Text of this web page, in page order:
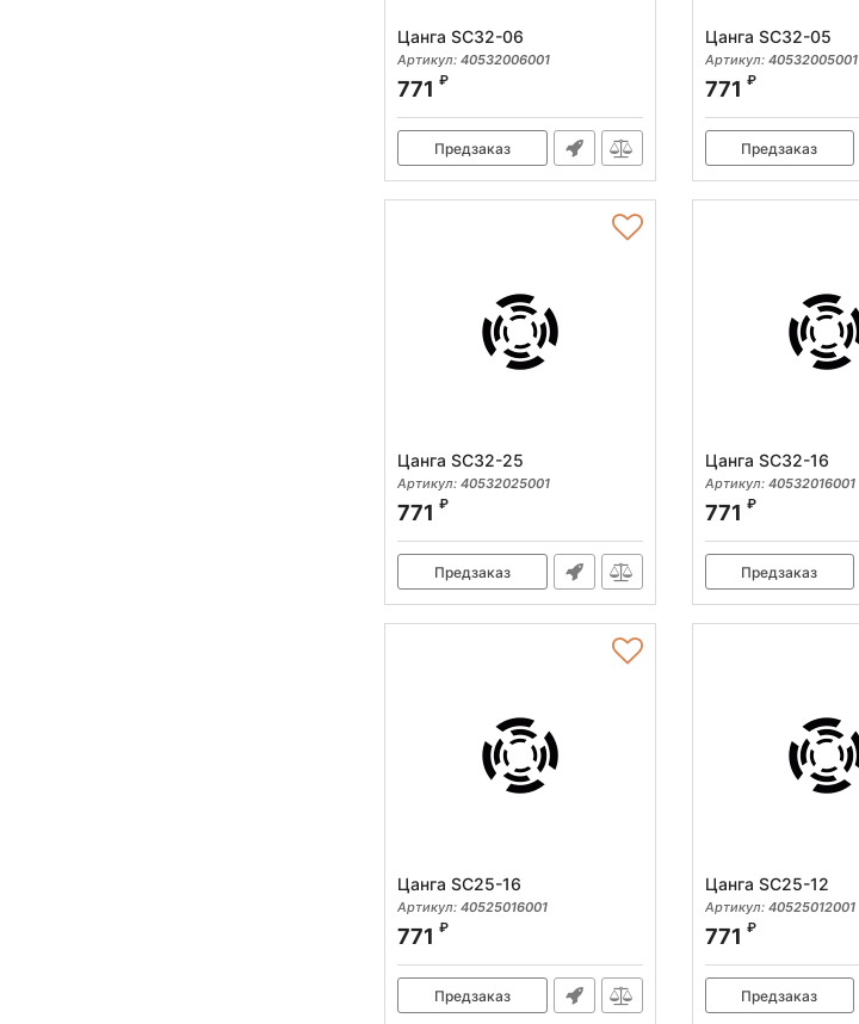
Цанга SC32-06
Артикул: 40532006001
771 ₽
Предзаказ
Цанга SC32-05
Артикул: 40532005001
771 ₽
Предзаказ
Цанга SC32-25
Артикул: 40532025001
771 ₽
Предзаказ
Цанга SC32-16
Артикул: 40532016001
771 ₽
Предзаказ
Цанга SC25-16
Артикул: 40525016001
771 ₽
Предзаказ
Цанга SC25-12
Артикул: 40525012001
771 ₽
Предзаказ